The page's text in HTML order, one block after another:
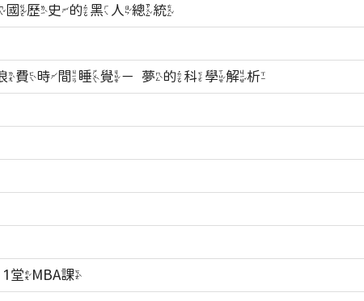
國歷史的黑人總統
費時間睡覺－夢的科學解析
MBA課